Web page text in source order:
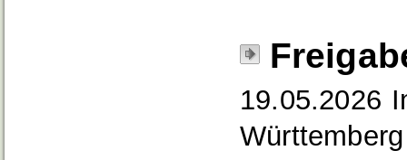
19.05.2026
Württemberg